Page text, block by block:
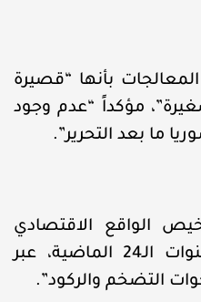
بأنها “قصيرة
مؤكداً “عدم وجود
ما بعد التحرير”.
الواقع الاقتصادي
بشكل واقعي خلال السنوات الـ24 الماضية، عبر
التضخم والركود”.